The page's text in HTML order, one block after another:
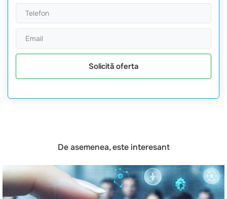
Solicită oferta
De asemenea, este interesant